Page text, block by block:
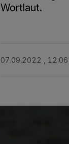
Wortlaut.
07.09.2022 , 12:06